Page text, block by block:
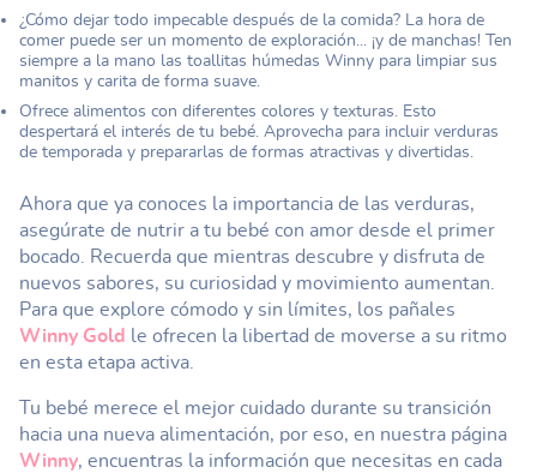
¿Cómo dejar todo impecable después de la comida? La hora de
comer puede ser un momento de exploración... ¡y de manchas! Ten
siempre a la mano las toallitas húmedas Winny para limpiar sus
manitos y carita de forma suave.
Ofrece alimentos con diferentes colores y texturas. Esto
despertará el interés de tu bebé. Aprovecha para incluir verduras
de temporada y prepararlas de formas atractivas y divertidas.
Ahora que ya conoces la importancia de las verduras,
asegúrate de nutrir a tu bebé con amor desde el primer
bocado. Recuerda que mientras descubre y disfruta de
nuevos sabores, su curiosidad y movimiento aumentan.
Para que explore cómodo y sin límites, los pañales
Winny Gold le ofrecen la libertad de moverse a su ritmo
en esta etapa activa.
Tu bebé merece el mejor cuidado durante su transición
hacia una nueva alimentación, por eso, en nuestra página
Winny, encuentras la información que necesitas en cada